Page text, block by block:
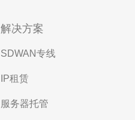
解决方案
SDWAN专线
IP租赁
服务器托管